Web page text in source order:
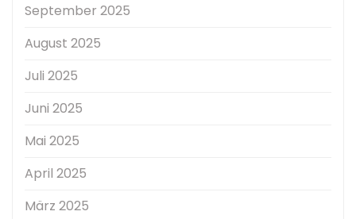
September 2025
August 2025
Juli 2025
Juni 2025
Mai 2025
April 2025
März 2025